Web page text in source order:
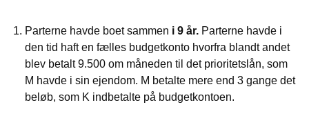
Parterne havde boet sammen i 9 år.Parterne havde i
den tid haft en fælles budgetkonto hvorfra blandt andet
blev betalt 9.500 om måneden til det prioritetslån, som
M havde i sin ejendom. M betalte mere end 3 gange det
beløb, som K indbetalte på budgetkontoen.